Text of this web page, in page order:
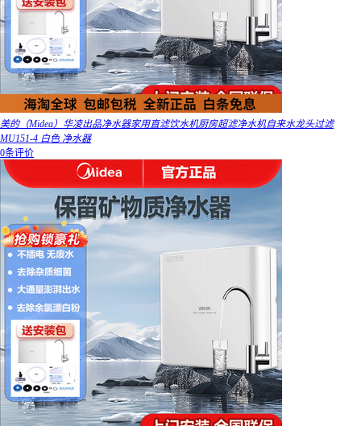
美的（Midea）华凌出品净水器家用直滤饮水机厨房超滤净水机自来水龙头过滤
MU151-4 白色 净水器
0条评价